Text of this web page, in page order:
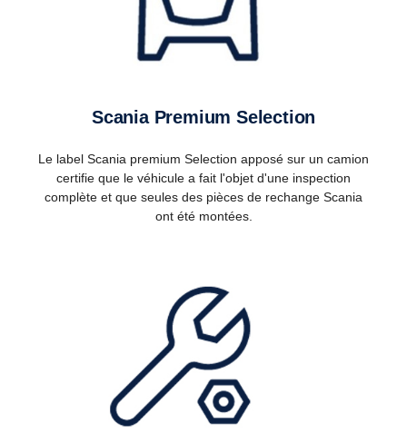
Scania Premium Selection
Le label Scania premium Selection apposé sur un camion
certifie que le véhicule a fait l'objet d'une inspection
complète et que seules des pièces de rechange Scania
ont été montées.